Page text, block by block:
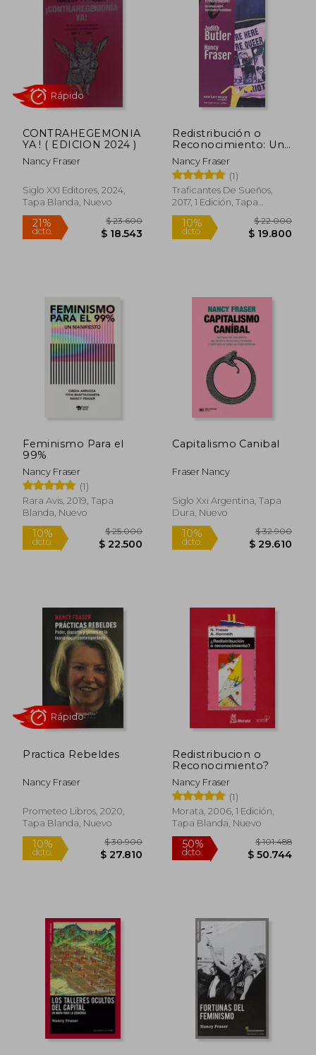
naturaleza y crítica.
CONTRAHEGEMONIA
YA ! ( EDICION 2024 )
Nancy Fraser
Siglo XXI Editores, 2024,
Tapa Blanda, Nuevo
21%
dcto.
Redistribución o
Reconocimiento: Un
Debate Entre
Marxismo y
Feminismo
Nancy Fraser
(1)
Traficantes De Sueños,
2017, 1 Edición, Tapa
Blanda, Nuevo
10%
dcto.
Feminismo Para el
99%
Nancy Fraser
(1)
Rara Avis, 2019, Tapa
Blanda, Nuevo
10%
dcto.
$ 25.000
$ 22.500
Capitalismo Canibal
Fraser Nancy
Siglo Xxi Argentina, Tapa
Dura, Nuevo
10%
dcto.
Practica Rebeldes
Nancy Fraser
Prometeo Libros, 2020,
Tapa Blanda, Nuevo
10%
dcto.
Redistribucion o
Reconocimiento?
Nancy Fraser
(1)
Morata, 2006, 1 Edición,
Tapa Blanda, Nuevo
50%
dcto.